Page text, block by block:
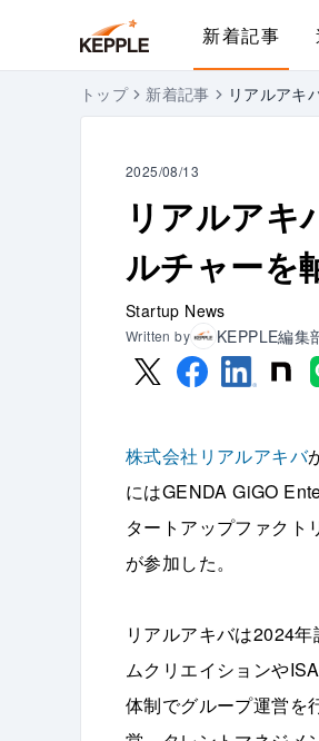
新着記事
トップ 新着記事 リアルアキ
2025/08/13
リアルアキ
ルチャーを
Startup News
Written by KEPPLE編集
株式会社リアルアキバ
にはGENDA GiGO
タートアップファクト
が参加した。
リアルアキバは2024
ムクリエイションや
体制でグループ運営を